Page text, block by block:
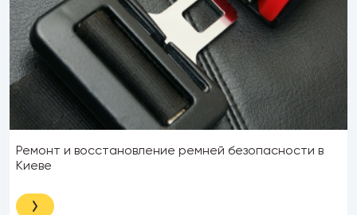
Ремонт и восстановление ремней безопасности в
Киеве